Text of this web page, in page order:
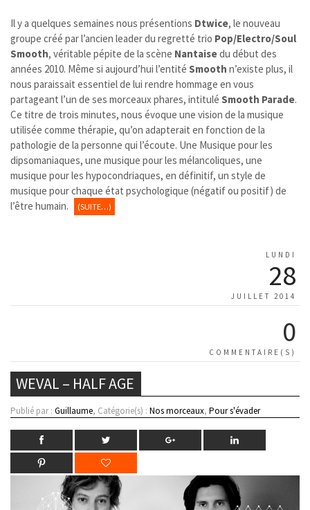
Il y a quelques semaines nous présentions Dtwice, le nouveau
groupe créé par l’ancien leader du regretté trio Pop/Electro/Soul
Smooth, véritable pépite de la scène Nantaisedu début des
années 2010. Même si aujourd’hui l’entité Smooth n’existe plus, il
nous paraissait essentiel de lui rendre hommage en vous
partageant l’un de ses morceaux phares, intitulé Smooth Parade.
Ce titre de trois minutes, nous évoque une vision de la musique
utilisée comme thérapie, qu’on adapterait en fonction de la
pathologie de la personne qui l’écoute. Une Musique pour les
dipsomaniaques, une musique pour les mélancoliques, une
musique pour les hypocondriaques, en définitif, un style de
musique pour chaque état psychologique (négatif ou positif) de
l’être humain.
(SUITE…)
LUNDI
28
JUILLET 2014
0
COMMENTAIRE(S)
WEVAL – HALF AGE
Publié par : Guillaume, Catégorie(s) : Nos morceaux, Pour s'évader